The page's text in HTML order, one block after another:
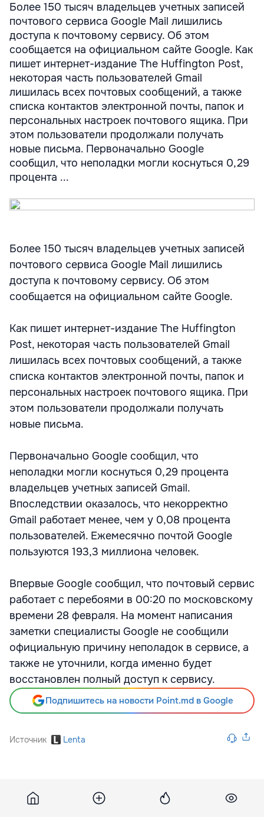
Более 150 тысяч владельцев учетных записей
почтового сервиса Google Mail лишились
доступа к почтовому сервису. Об этом
сообщается на официальном сайте Google. Как
пишет интернет-издание The Huffington Post,
некоторая часть пользователей Gmail
лишилась всех почтовых сообщений, а также
списка контактов электронной почты, папок и
персональных настроек почтового ящика. При
этом пользователи продолжали получать
новые письма. Первоначально Google
сообщил, что неполадки могли коснуться 0,29
процента ...
Более 150 тысяч владельцев учетных записей
почтового сервиса Google Mail лишились
доступа к почтовому сервису. Об этом
сообщается на официальном сайте Google.
Как пишет интернет-издание The Huffington
Post, некоторая часть пользователей Gmail
лишилась всех почтовых сообщений, а также
списка контактов электронной почты, папок и
персональных настроек почтового ящика. При
этом пользователи продолжали получать
новые письма.
Первоначально Google сообщил, что
неполадки могли коснуться 0,29 процента
владельцев учетных записей Gmail.
Впоследствии оказалось, что некорректно
Gmail работает менее, чем у 0,08 процента
пользователей. Ежемесячно почтой Google
пользуются 193,3 миллиона человек.
Впервые Google сообщил, что почтовый сервис
работает с перебоями в 00:20 по московскому
времени 28 февраля. На момент написания
заметки специалисты Google не сообщили
официальную причину неполадок в сервисе, а
также не уточнили, когда именно будет
восстановлен полный доступ к сервису.
Подпишитесь на новости Point.md в Google
Источник Lenta